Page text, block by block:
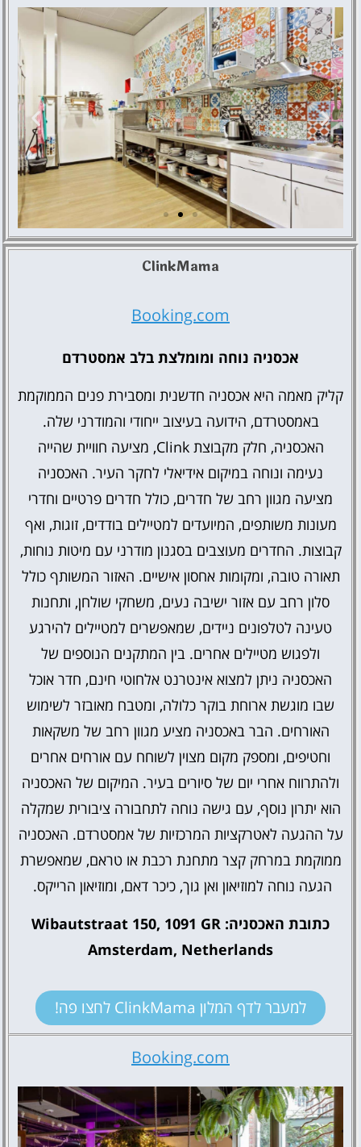
Hostelle - Women Only
ClinkMama
Booking.com
אכסניה נוחה ומומלצת בלב אמסטרדם
קליק מאמה היא אכסניה חדשנית ומסבירת פנים הממוקמת
באמסטרדם, הידועה בעיצוב ייחודי והמודרני שלה.
האכסניה, חלק מקבוצת Clink, מציעה חוויית שהייה
נעימה ונוחה במיקום אידיאלי לחקר העיר. האכסניה
מציעה מגוון רחב של חדרים, כולל חדרים פרטיים וחדרי
מעונות משותפים, המיועדים למטיילים בודדים, זוגות, ואף
קבוצות. החדרים מעוצבים בסגנון מודרני עם מיטות נוחות,
תאורה טובה, ומקומות אחסון אישיים. האזור המשותף כולל
סלון רחב עם אזור ישיבה נעים, משחקי שולחן, ותחנות
טעינה לטלפונים ניידים, שמאפשרים למטיילים להירגע
ולפגוש מטיילים אחרים. בין המתקנים הנוספים של
האכסניה ניתן למצוא אינטרנט אלחוטי חינם, חדר אוכל
שבו מוגשת ארוחת בוקר כלולה, ומטבח מאובזר לשימוש
האורחים. הבר באכסניה מציע מגוון רחב של משקאות
וחטיפים, ומספק מקום מצוין לשוחח עם אורחים אחרים
ולהתרווח אחרי יום של סיורים בעיר. המיקום של האכסניה
הוא יתרון נוסף, עם גישה נוחה לתחבורה ציבורית שמקלה
על ההגעה לאטרקציות המרכזיות של אמסטרדם. האכסניה
ממוקמת במרחק קצר מתחנת רכבת או טראם, שמאפשרת
הגעה נוחה למוזיאון ואן גוך, כיכר דאם, ומוזיאון הרייקס.
כתובת האכסניה: Wibautstraat 150, 1091 GR
Amsterdam, Netherlands
למעבר לדף המלון ClinkMama לחצו פה!
Booking.com